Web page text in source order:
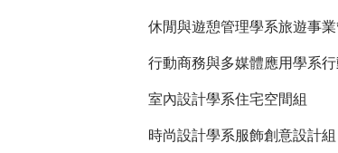
休閒與遊憩管理學系旅遊事
行動商務與多媒體應用學系
室內設計學系住宅空間組
時尚設計學系服飾創意設計組